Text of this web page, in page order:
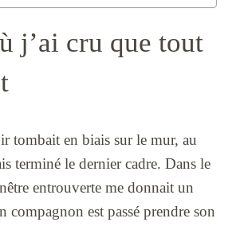
j’ai cru que tout
tombait en biais sur le mur, au
terminé le dernier cadre. Dans le
entrouverte me donnait un
compagnon est passé prendre son